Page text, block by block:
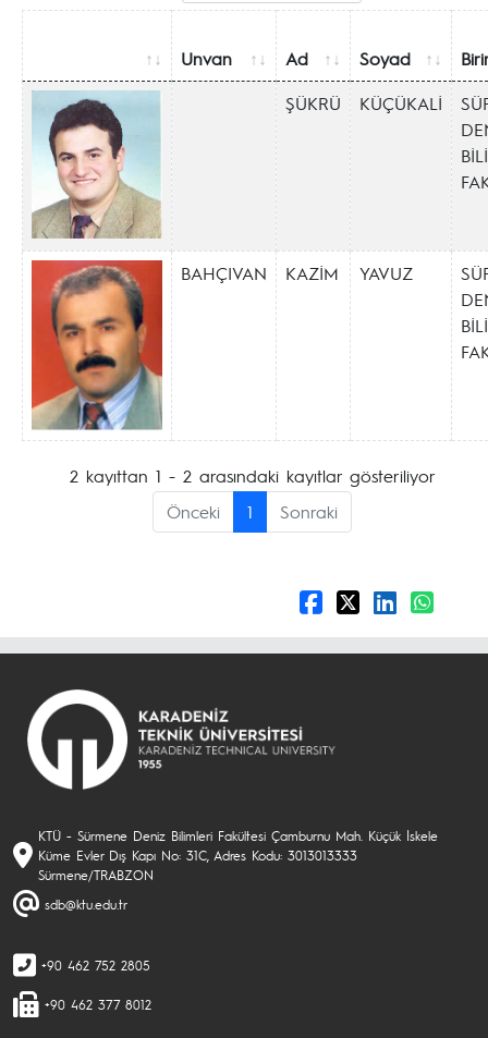
Unvan Ad Soyad
ŞÜKRÜ
KÜÇÜKALİ
BAHÇIVAN KAZİM YAVUZ
2 kayıttan 1 - 2 arasındaki kayıtlar gösteriliyor
Önceki
1 Sonraki
KTÜ - Sürmene Deniz Bilimleri Fakültesi Çamburnu Mah. Küçük İskele
Küme Evler Dış Kapı No: 31C, Adres Kodu: 3013013333
Sürmene/TRABZON
sdb@ktu.edu.tr
+90 462 752 2805
+90 462 377 8012